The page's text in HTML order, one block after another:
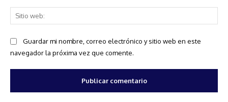
Guardar mi nombre, correo electrónico y sitio web en este
navegador la próxima vez que comente.